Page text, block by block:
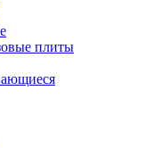
плиты